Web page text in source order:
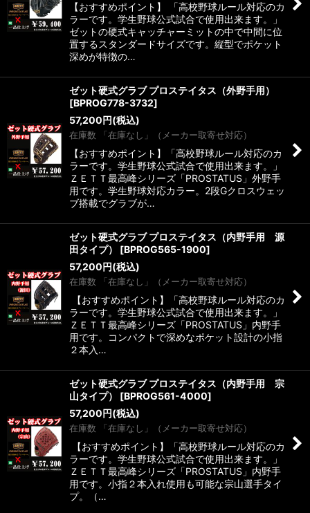
【おすすめポイント】 「高校野球ルール対応のカ
ラーです。学生野球公式試合で使用出来ます。」
ゼットの硬式キャッチャーミットの中で中間に位
置するスタンダードサイズです。縦型でポケット
深めが特徴の…
ゼット硬式グラブ プロステイタス（外野手用）
[BPROG778-3732]
57,200円(税込)
在庫数 「在庫なし」（メーカー取寄せ対応）
【おすすめポイント】「高校野球ルール対応のカ
ラーです。学生野球公式試合で使用出来ます。」
ＺＥＴＴ最高峰シリーズ「PROSTATUS」外野手
用です。学生野球対応カラー。2段Gクロスウェッ
ブ搭載でグラブが…
ゼット硬式グラブ プロステイタス（内野手用 源
田タイプ）
[BPROG565-1900]
57,200円(税込)
在庫数 「在庫なし」（メーカー取寄せ対応）
【おすすめポイント】「高校野球ルール対応のカ
ラーです。学生野球公式試合で使用出来ます。」
ＺＥＴＴ最高峰シリーズ「PROSTATUS」内野手
用です。コンパクトで深めなポケット設計の小指
２本入…
ゼット硬式グラブ プロステイタス（内野手用 宗
山タイプ）
[BPROG561-4000]
57,200円(税込)
在庫数 「在庫なし」（メーカー取寄せ対応）
【おすすめポイント】「高校野球ルール対応のカ
ラーです。学生野球公式試合で使用出来ます。」
ＺＥＴＴ最高峰シリーズ「PROSTATUS」内野手
用です。小指２本入れ使用も可能な宗山選手タイ
プ。（…